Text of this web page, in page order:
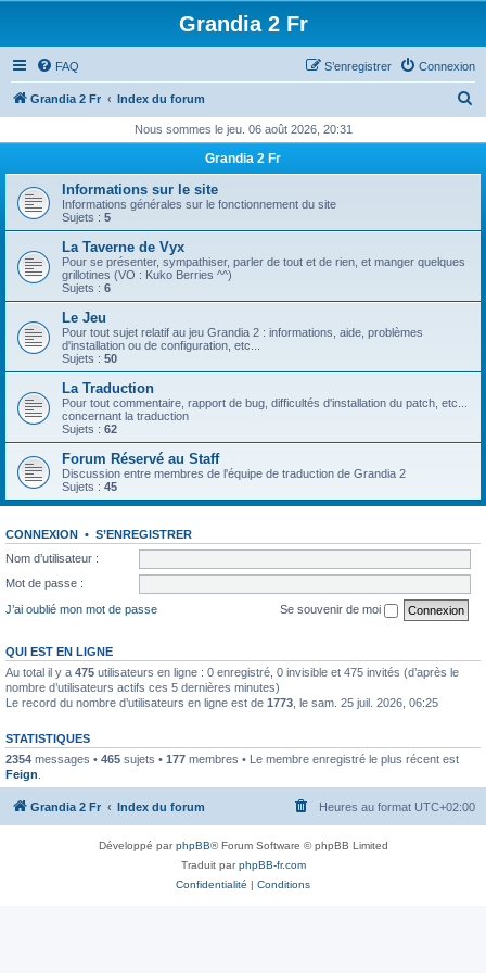
Grandia 2 Fr
FAQ Connexion
S’enregistrer
Grandia 2 Fr Index du forum
h
r
e
Nous sommes le jeu. 06 août 2026, 20:31
Grandia 2 Fr
Informations sur le site
Informations générales sur le fonctionnement du site
Sujets : 5
La Taverne de Vyx
Pour se présenter, sympathiser, parler de tout et de rien, et manger quelques
grillotines (VO : Kuko Berries ^^)
Sujets : 6
Le Jeu
Pour tout sujet relatif au jeu Grandia 2 : informations, aide, problèmes
d'installation ou de configuration, etc...
Sujets : 50
La Traduction
Pour tout commentaire, rapport de bug, difficultés d'installation du patch, etc...
concernant la traduction
Sujets : 62
Forum Réservé au Staff
Discussion entre membres de l'équipe de traduction de Grandia 2
Sujets : 45
CONNEXION • S’ENREGISTRER
Nom d’utilisateur :
Mot de passe :
J’ai oublié mon mot de passe
Se souvenir de moi
QUI EST EN LIGNE
Au total il y a 475 utilisateurs en ligne : 0 enregistré, 0 invisible et 475 invités (d’après le
nombre d’utilisateurs actifs ces 5 dernières minutes)
Le record du nombre d’utilisateurs en ligne est de 1773 , le sam. 25 juil. 2026, 06:25
STATISTIQUES
2354 messages • 465 sujets • 177 membres • Le membre enregistré le plus récent est
Feign
Grandia 2 Fr Index du forum Heures au format UTC+02:00
Développé parphpBB® Forum Software © phpBB Limited
Traduit parphpBB-fr.com
Confidentialité | Conditions